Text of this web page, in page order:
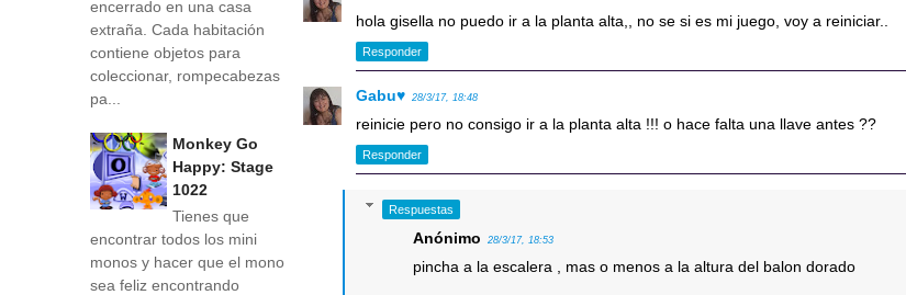
hola gisella no puedo ir a la planta alta,, no se si es mi juego, voy a reiniciar..
Responder
Gabu♥ 28/3/17, 18:48
reinicie pero no consigo ir a la planta alta !!! o hace falta una llave antes ??
Responder
Respuestas
Anónimo 28/3/17, 18:53
pincha a la escalera , mas o menos a la altura del balon dorado
encerrado en una casa
extraña. Cada habitación
contiene objetos para
coleccionar, rompecabezas
pa...
Monkey Go
Happy: Stage
1022
Tienes que
encontrar todos los mini
monos y hacer que el mono
sea feliz encontrando